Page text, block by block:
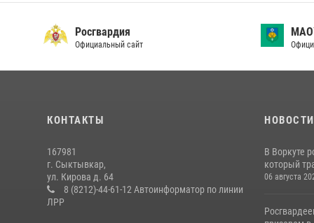
Росгвардия
Официальный сайт
КОНТАКТЫ
167981
г. Сыктывкар,
ул. Кирова д. 64
8 (8212)-44-61-12 Автоинформатор по линии
ЛРР
НОВОСТИ
В Воркуте
который
06 августа